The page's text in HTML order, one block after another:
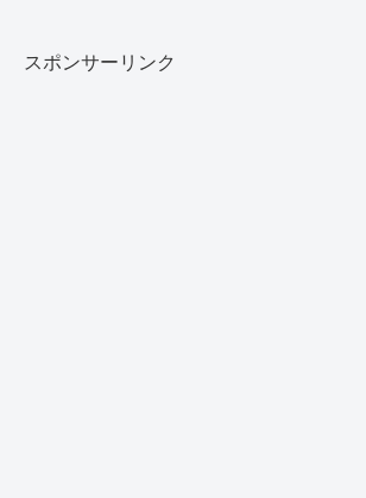
スポンサーリンク